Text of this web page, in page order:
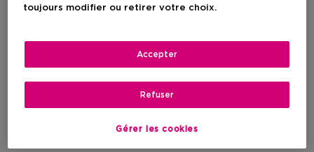
toujours modifier ou retirer votre choix.
Gérer les cookies
Refuser
Accepter